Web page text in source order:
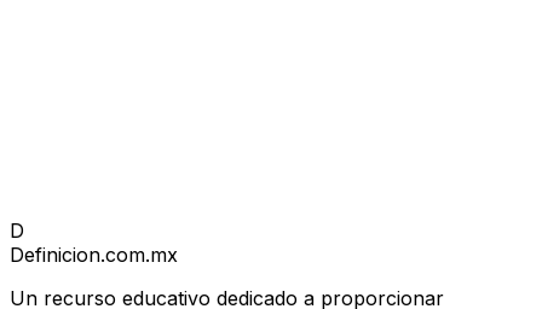
D
Definicion.com.mx
Un recurso educativo dedicado a proporcionar